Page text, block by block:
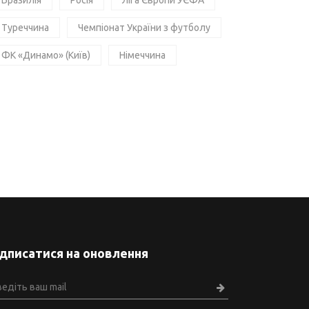
Туреччина Чемпіонат України з футболу
ФК «Динамо» (Київ) Німеччина
на оновлення